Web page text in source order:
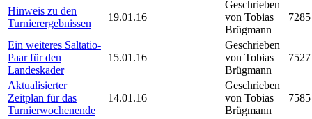
Hinweis zu den
Turnierergebnissen
19.01.16
Geschrieben
von Tobias
Brügmann
7285
Ein weiteres Saltatio-
Paar für den
Landeskader
15.01.16
Geschrieben
von Tobias
Brügmann
7527
Aktualisierter
Zeitplan für das
Turnierwochenende
14.01.16
Geschrieben
von Tobias
Brügmann
7585